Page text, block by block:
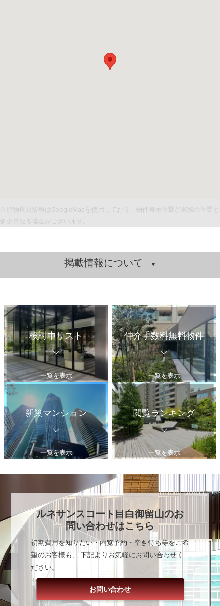
※建物周辺情報はGoogleMapを使用しており、物件表示位置が実際の位置と
多少異なる場合がございます。
掲載情報について
検討中リスト
一覧を表示
仲介手数料無料物件
一覧を表示
新築マンション
一覧を表示
閲覧ランキング
一覧を表示
ルネサンスコート目白御留山のお
問い合わせはこちら
初期費用を知りたい・内覧予約・空き待ち等をご希
望のお客様も、 下記よりお気軽にお問い合わせく
ださい。
お問い合わせ